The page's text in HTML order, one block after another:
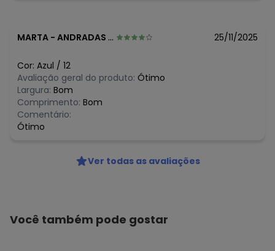
MARTA - ANDRADAS - MG 25/11/2025
Cor: Azul / 12
Avaliação geral do produto: Ótimo
Largura: Bom
Comprimento: Bom
Comentário:
Ótimo
Ver todas as avaliações
Você também pode gostar